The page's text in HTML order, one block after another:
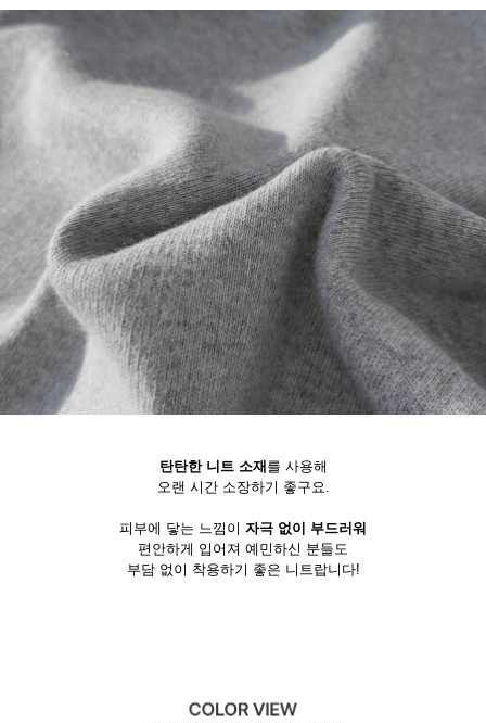
탄탄한 니트 소재 를 사용해
오랜 시간 소장하기 좋구요.
피부에 닿는 느낌이 자극 없이 부드러워
편안하게 입어져 예민하신 분들도
부담 없이 착용하기 좋은 니트랍니다!